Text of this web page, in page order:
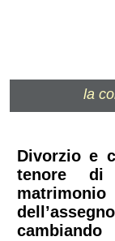
la
Divorzio e
tenore
cambiando